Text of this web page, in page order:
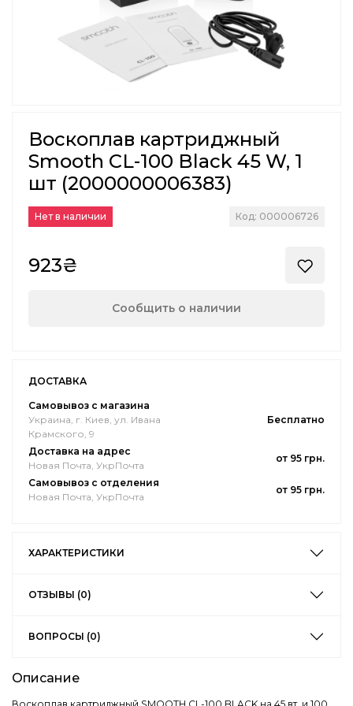
Воскоплав картриджный
Smooth CL-100 Black 45 W, 1
шт (2000000006383)
Нет в наличии Код: 000006726
923₴
Сообщить о наличии
ДОСТАВКА
Самовывоз с магазина
Украина, г. Киев, ул. Ивана
Крамского, 9
Бесплатно
Доставка на адрес
Новая Почта, УкрПочта
от 95 грн.
Самовывоз с отделения
Новая Почта, УкрПочта
от 95 грн.
ХАРАКТЕРИСТИКИ
ОТЗЫВЫ (0)
ВОПРОСЫ (0)
Описание